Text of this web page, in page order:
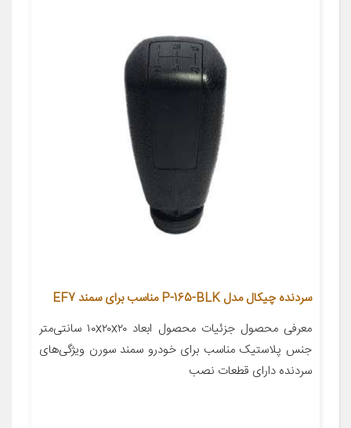
سردنده چیکال مدل P-165-BLK مناسب برای سمند EF7
معرفی محصول جزئیات محصول ابعاد ۱۰x۲۰x۲۰ سانتی‌متر
جنس پلاستیک مناسب برای خودرو سمند سورن ویژگی‌های
سردنده دارای قطعات نصب